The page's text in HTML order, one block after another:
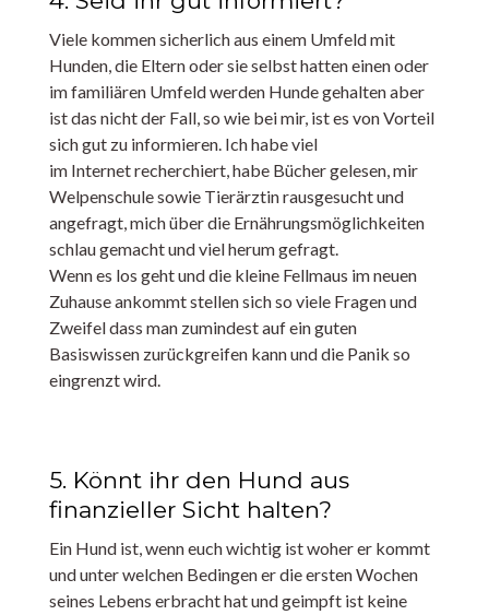
Viele kommen sicherlich aus einem Umfeld mit
Hunden, die Eltern oder sie selbst hatten einen oder
im familiären Umfeld werden Hunde gehalten aber
ist das nicht der Fall, so wie bei mir, ist es von Vorteil
sich gut zu informieren. Ich habe viel
im Internet recherchiert, habe Bücher gelesen, mir
Welpenschule sowie Tierärztin rausgesucht und
angefragt, mich über die Ernährungsmöglichkeiten
schlau gemacht und viel herum gefragt.
Wenn es los geht und die kleine Fellmaus im neuen
Zuhause ankommt stellen sich so viele Fragen und
Zweifel dass man zumindest auf ein guten
Basiswissen zurückgreifen kann und die Panik so
eingrenzt wird.
5. Könnt ihr den Hund aus
finanzieller Sicht halten?
Ein Hund ist, wenn euch wichtig ist woher er kommt
und unter welchen Bedingen er die ersten Wochen
seines Lebens erbracht hat und geimpft ist keine